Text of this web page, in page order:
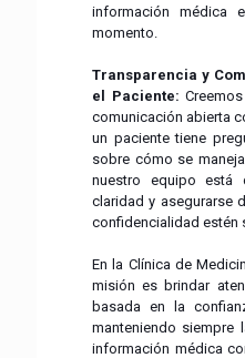
información médica
momento.
Transparencia y
el Paciente:
comunicación abierta
un paciente tiene
sobre cómo se
nuestro equipo está
claridad y asegurarse
confidencialidad estén
En la Clínica de
misión es brindar
basada en la
manteniendo siempre
información médica